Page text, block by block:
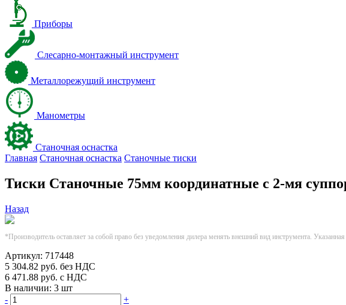
Приборы
Слесарно-монтажный инструмент
Металлорежущий инструмент
Манометры
Станочная оснастка
Главная Станочная оснастка Станочные тиски
Тиски Станочные 75мм координатные с 2-мя
Назад
*Производитель оставляет за собой право без уведомления дилера менять внешний вид инструмента.
Артикул: 717448
5 304.82 руб. без НДС
6 471.88 руб. с НДС
В наличии: 3 шт
-
+